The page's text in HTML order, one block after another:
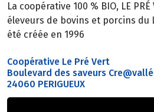
La coopérative 100 % BIO, LE
éleveurs de bovins et porcins du
été créée en 1996
Coopérative Le Pré Vert
Boulevard des saveurs
24060 PERIGUEUX